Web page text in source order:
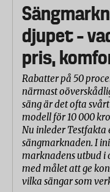
djupet –
pris,
Rabatter på 50
närmast
säng är det ofta
modell för 10 000
Nu inleder
sängmarknaden. I
marknadens utbud i
med målet att ge
vilka sängar som